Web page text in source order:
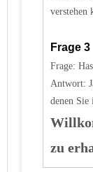
verstehen
Frage 3
Frage:
Antwort:
denen Sie
zu